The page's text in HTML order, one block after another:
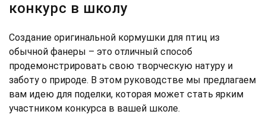
конкурс в школу
Создание оригинальной кормушки для птиц из
обычной фанеры – это отличный способ
продемонстрировать свою творческую натуру и
заботу о природе. В этом руководстве мы предлагаем
вам идею для поделки, которая может стать ярким
участником конкурса в вашей школе.